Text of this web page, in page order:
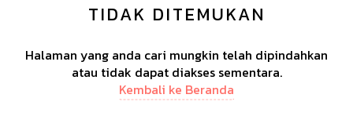
TIDAK DITEMUKAN
Halaman yang anda cari mungkin telah dipindahkan
atau tidak dapat diakses sementara.
Kembali ke Beranda